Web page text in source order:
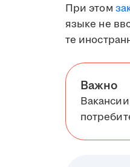
При этом
языке не
те
Важно